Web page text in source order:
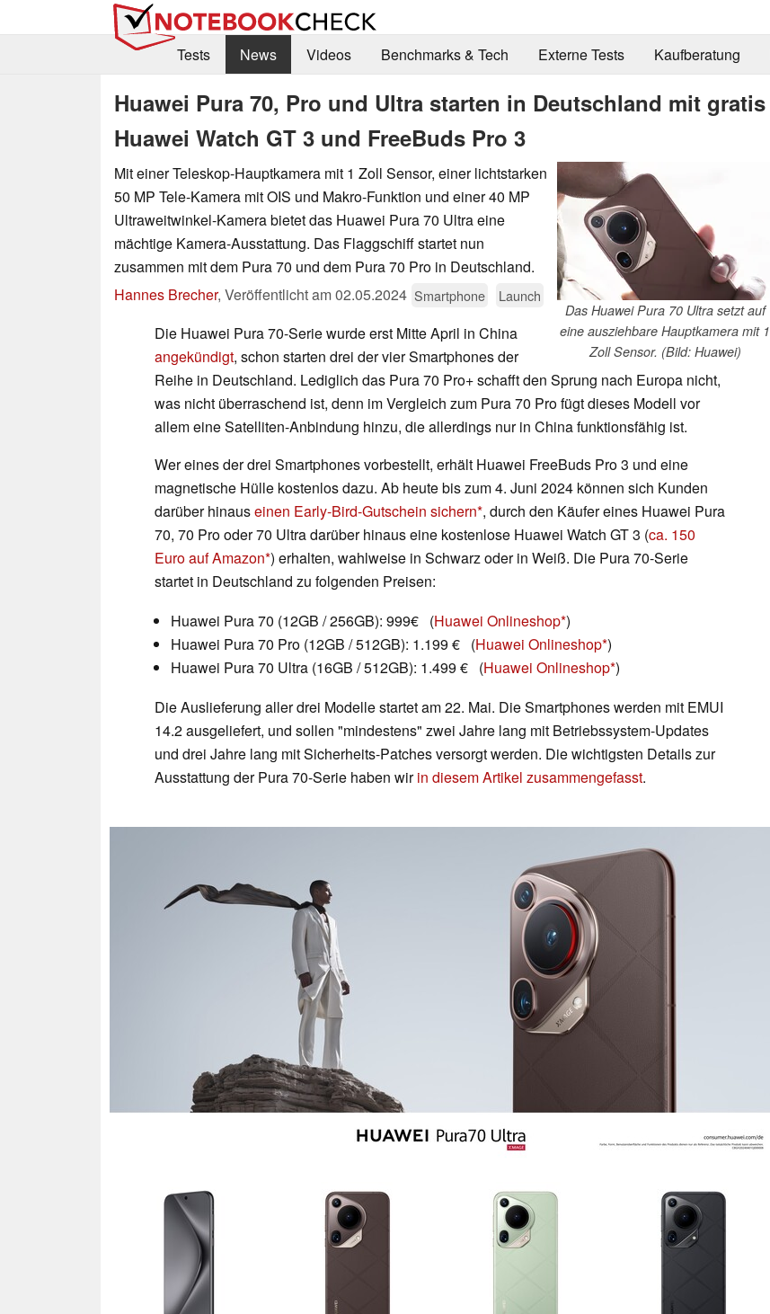
Tests
News Videos Benchmarks & Tech Externe Tests Kaufberatung
Huawei Pura 70, Pro und Ultra starten in Deutschland mit gratis
Huawei Watch GT 3 und FreeBuds Pro 3
Das Huawei Pura 70 Ultra setzt auf
eine ausziehbare Hauptkamera mit 1
Zoll Sensor. (Bild: Huawei)
Mit einer Teleskop-Hauptkamera mit 1 Zoll Sensor, einer lichtstarken
50 MP Tele-Kamera mit OIS und Makro-Funktion und einer 40 MP
Ultraweitwinkel-Kamera bietet das Huawei Pura 70 Ultra eine
mächtige Kamera-Ausstattung. Das Flaggschiff startet nun
zusammen mit dem Pura 70 und dem Pura 70 Pro in Deutschland.
Hannes Brecher, Veröffentlicht am02.05.2024 Smartphone Launch
Die Huawei Pura 70-Serie wurde erst Mitte April in China
angekündigt, schon starten drei der vier Smartphones der
Reihe in Deutschland. Lediglich das Pura 70 Pro+ schafft den Sprung nach Europa nicht,
was nicht überraschend ist, denn im Vergleich zum Pura 70 Pro fügt dieses Modell vor
allem eine Satelliten-Anbindung hinzu, die allerdings nur in China funktionsfähig ist.
Wer eines der drei Smartphones vorbestellt, erhält Huawei FreeBuds Pro 3 und eine
magnetische Hülle kostenlos dazu. Ab heute bis zum 4. Juni 2024 können sich Kunden
darüber hinauseinen Early-Bird-Gutschein sichern , durch den Käufer eines Huawei Pura
70, 70 Pro oder 70 Ultra darüber hinaus eine kostenlose Huawei Watch GT 3 (ca. 150
Euro auf Amazon ) erhalten, wahlweise in Schwarz oder in Weiß. Die Pura 70-Serie
startet in Deutschland zu folgenden Preisen:
Huawei Pura 70 (12GB / 256GB): 999€ (Huawei Onlineshop )
Huawei Pura 70 Pro (12GB / 512GB): 1.199 € (Huawei Onlineshop )
Huawei Pura 70 Ultra (16GB / 512GB): 1.499 € (Huawei Onlineshop )
Die Auslieferung aller drei Modelle startet am 22. Mai. Die Smartphones werden mit EMUI
14.2 ausgeliefert, und sollen "mindestens" zwei Jahre lang mit Betriebssystem-Updates
und drei Jahre lang mit Sicherheits-Patches versorgt werden. Die wichtigsten Details zur
Ausstattung der Pura 70-Serie haben wirin diesem Artikel zusammengefasst.